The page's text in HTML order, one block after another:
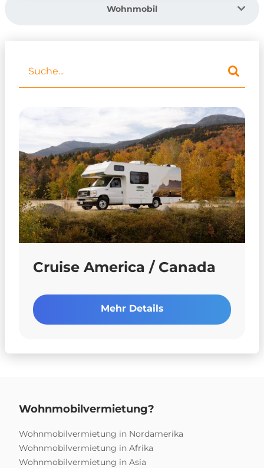
Wohnmobil
Cruise America / Canada
Mehr Details
Wohnmobilvermietung?
Wohnmobilvermietung in Nordamerika
Wohnmobilvermietung in Afrika
Wohnmobilvermietung in Asia